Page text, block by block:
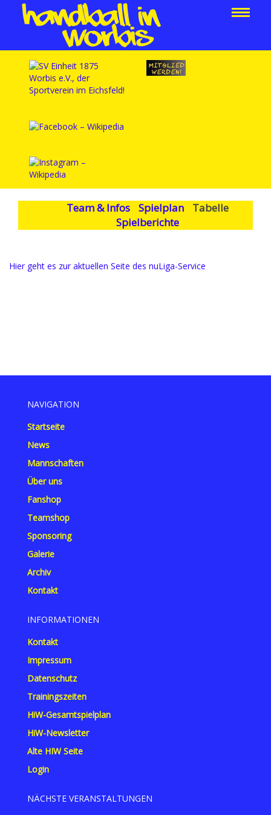
Team & Infos Spielplan
Tabelle
Spielberichte
Hier geht es zur aktuellen Seite des nuLiga-Service
NAVIGATION
Startseite
News
Mannschaften
Über uns
Fanshop
Teamshop
Sponsoring
Galerie
Archiv
Kontakt
INFORMATIONEN
Kontakt
Impressum
Datenschutz
Trainingszeiten
HiW-Gesamtspielplan
HiW-Newsletter
Alte HIW Seite
Login
NÄCHSTE VERANSTALTUNGEN